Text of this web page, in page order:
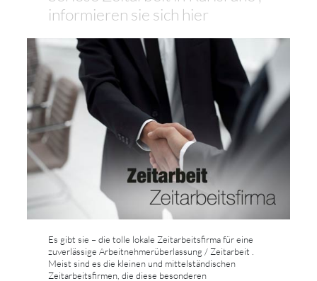
informieren sie sich hier
Es gibt sie – die tolle lokale Zeitarbeitsfirma für eine
zuverlässige Arbeitnehmerüberlassung / Zeitarbeit .
Meist sind es die kleinen und mittelständischen
Zeitarbeitsfirmen, die diese besonderen